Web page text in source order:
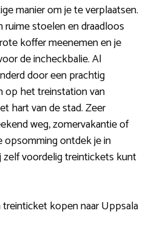
manier om je te verplaatsen.
stoelen en draadloos
koffer meenemen en je
de incheckbalie. Al
door een prachtig
op het treinstation van
hart van de stad. Zeer
weg, zomervakantie of
opsomming ontdek je in
zelf voordelig treintickets kunt
kopen naar Uppsala